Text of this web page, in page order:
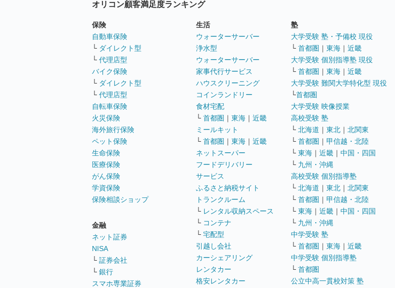
オリコン顧客満足度ランキング
保険
自動車保険
└ ダイレクト型
└ 代理店型
バイク保険
└ ダイレクト型
└ 代理店型
自転車保険
火災保険
海外旅行保険
ペット保険
生命保険
医療保険
がん保険
学資保険
保険相談ショップ
金融
ネット証券
NISA
└ 証券会社
└ 銀行
スマホ専業証券
生活
ウォーターサーバー
浄水型
ウォーターサーバー
家事代行サービス
ハウスクリーニング
コインランドリー
食材宅配
└ 首都圏 ｜ 東海 ｜ 近畿
ミールキット
└ 首都圏 ｜ 東海 ｜ 近畿
ネットスーパー
フードデリバリー
サービス
ふるさと納税サイト
トランクルーム
└ レンタル収納スペース
└ コンテナ
└ 宅配型
引越し会社
カーシェアリング
レンタカー
格安レンタカー
塾
大学受験 塾・予備校 現役
└ 首都圏 ｜ 東海 ｜ 近畿
大学受験 個別指導塾 現役
└ 首都圏 ｜ 東海 ｜ 近畿
大学受験 難関大学特化型 現役
└首都圏
大学受験 映像授業
高校受験 塾
└ 北海道 ｜ 東北 ｜ 北関東
└ 首都圏 ｜ 甲信越・北陸
└ 東海 ｜ 近畿 ｜ 中国・四国
└ 九州・沖縄
高校受験 個別指導塾
└ 北海道 ｜ 東北 ｜ 北関東
└ 首都圏 ｜ 甲信越・北陸
└ 東海 ｜ 近畿 ｜ 中国・四国
└ 九州・沖縄
中学受験 塾
└ 首都圏 ｜ 東海 ｜ 近畿
中学受験 個別指導塾
└ 首都圏
公立中高一貫校対策 塾